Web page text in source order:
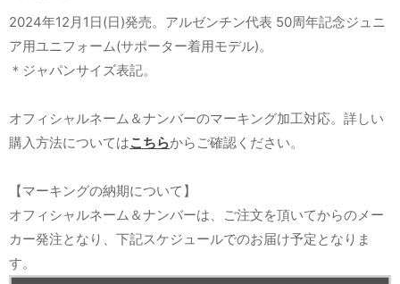
2024年12月1日(日)発売。アルゼンチン代表 50周年記念ジュニ
ア用ユニフォーム(サポーター着用モデル)。
＊ジャパンサイズ表記。
オフィシャルネーム＆ナンバーのマーキング加工対応。詳しい
購入方法についてはこちらからご確認ください。
【マーキングの納期について】
オフィシャルネーム＆ナンバーは、ご注文を頂いてからのメー
カー発注となり、下記スケジュールでのお届け予定となりま
す。